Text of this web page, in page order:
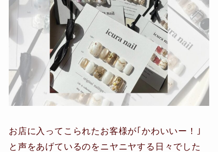
お店に入ってこられたお客様が｢かわいいー！｣
と声をあげているのをニヤニヤする日々でした